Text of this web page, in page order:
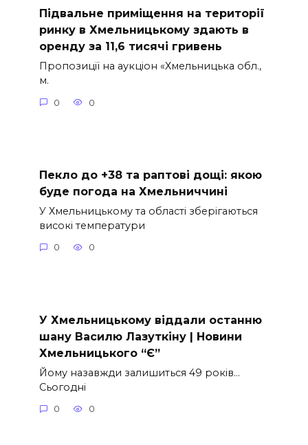
Підвальне приміщення на території
ринку в Хмельницькому здають в
оренду за 11,6 тисячі гривень
Пропозиції на аукціон «Хмельницька обл.,
м.
0 0
Пекло до +38 та раптові дощі: якою
буде погода на Хмельниччині
У Хмельницькому та області зберігаються
високі температури
0 0
У Хмельницькому віддали останню
шану Василю Лазуткіну | Новини
Хмельницького “Є”
Йому назавжди залишиться 49 років…
Сьогодні
0 0